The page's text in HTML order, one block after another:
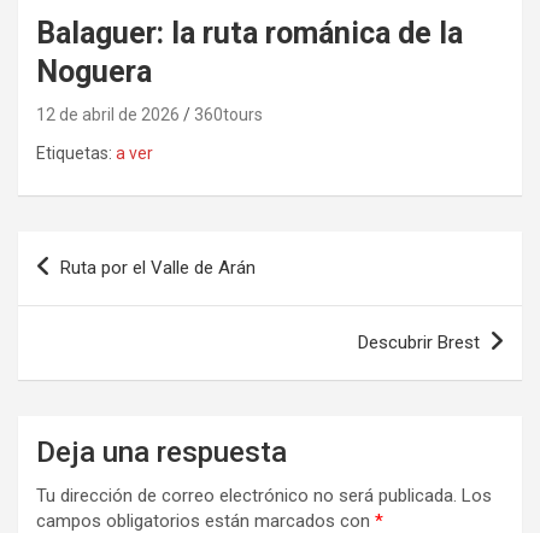
Balaguer: la ruta románica de la
Noguera
12 de abril de 2026
360tours
Etiquetas: a ver
Navegación
Ruta por el Valle de Arán
Descubrir Brest
Deja una respuesta
Tu dirección de correo electrónico no será publicada. Los
campos obligatorios están marcados con *